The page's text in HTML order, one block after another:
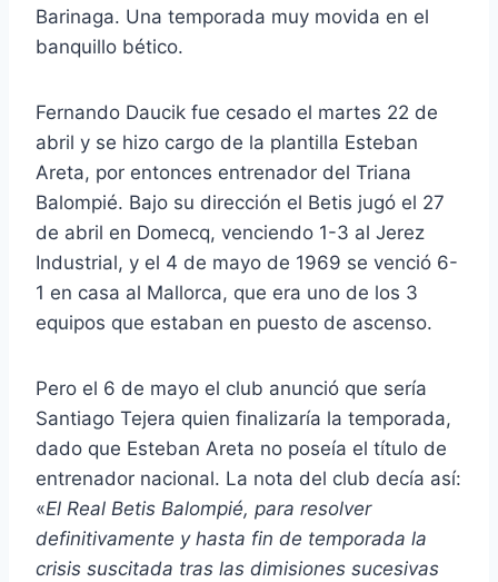
Barinaga. Una temporada muy movida en el
banquillo bético.
Fernando Daucik fue cesado el martes 22 de
abril y se hizo cargo de la plantilla Esteban
Areta, por entonces entrenador del Triana
Balompié. Bajo su dirección el Betis jugó el 27
de abril en Domecq, venciendo 1-3 al Jerez
Industrial, y el 4 de mayo de 1969 se venció 6-
1 en casa al Mallorca, que era uno de los 3
equipos que estaban en puesto de ascenso.
Pero el 6 de mayo el club anunció que sería
Santiago Tejera quien finalizaría la temporada,
dado que Esteban Areta no poseía el título de
entrenador nacional. La nota del club decía así:
«El Real Betis Balompié, para resolver
definitivamente y hasta fin de temporada la
crisis suscitada tras las dimisiones sucesivas